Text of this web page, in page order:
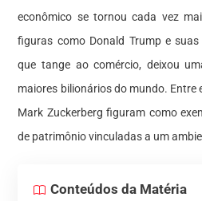
econômico se tornou cada vez
figuras como Donald Trump e
que tange ao comércio, deixou
maiores bilionários do mundo. Entre
Mark Zuckerberg figuram como
de patrimônio vinculadas a um
Conteúdos da Matéria